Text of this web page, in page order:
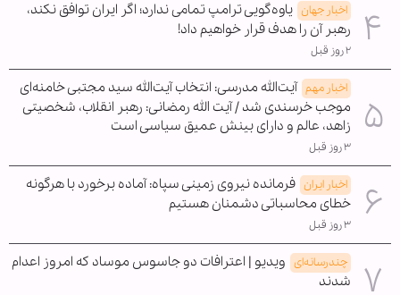
اخبار جهان یاوه‌گویی ترامپ تمامی ندارد؛ اگر ایران توافق نکند،
رهبر آن را هدف قرار خواهیم داد!
۲ روز قبل
اخبار مهم آیت‌الله مدرسی: انتخاب آیت‌الله سید مجتبی خامنه‌ای
موجب خرسندی شد / آیت الله رمضانی: رهبر انقلاب، شخصیتی
زاهد، عالم و دارای بینش عمیق سیاسی است
۳ روز قبل
اخبار ایران فرمانده نیروی زمینی سپاه: آماده برخورد با هرگونه
خطای محاسباتی دشمنان هستیم
۳ روز قبل
چندرسانه‌ای ویدیو | اعترافات دو جاسوس موساد که امروز اعدام
شدند